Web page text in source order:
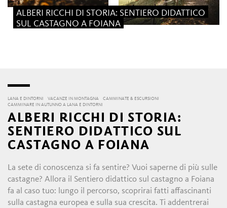
ALBERI RICCHI DI STORIA: SENTIERO DIDATTICO
SUL CASTAGNO A FOIANA
LANA E DINTORNI VACANZE IN MONTAGNA
CAMMINATE & ESCURSIONI
CAMMINARE IN AUTUNNO A LANA E DINTORNI
ALBERI RICCHI DI STORIA:
SENTIERO DIDATTICO SUL
CASTAGNO A FOIANA
La sete di conoscenza si fa sentire? Vuoi saperne di più sulle
castagne? Allora il Sentiero didattico sul castagno a Foiana
fa al caso tuo: lungo il percorso, scoprirai fatti affascinanti
sulla castagna europea e sulla sua crescita. Ti addentrerai